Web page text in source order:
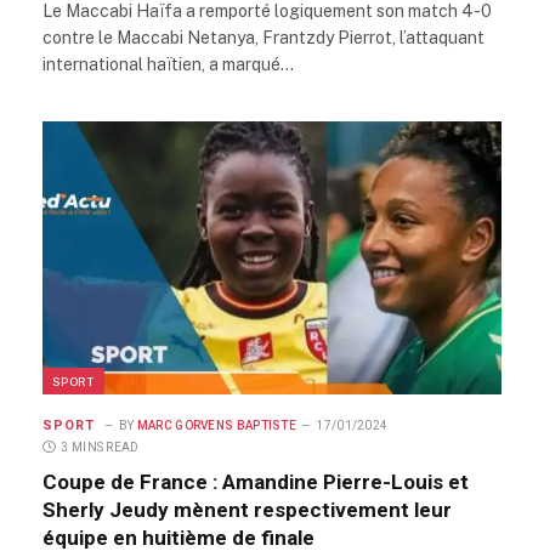
Le Maccabi Haïfa a remporté logiquement son match 4-0
contre le Maccabi Netanya, Frantzdy Pierrot, l’attaquant
international haïtien, a marqué…
SPORT
SPORT BY MARC GORVENS BAPTISTE
17/01/2024
3 MINS READ
Coupe de France : Amandine Pierre-Louis et
Sherly Jeudy mènent respectivement leur
équipe en huitième de finale